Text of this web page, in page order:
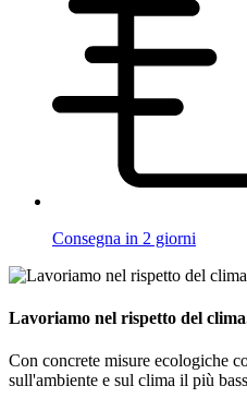
Consegna in 2 giorni
Lavoriamo nel rispetto del
Con concrete misure ecologiche
sull'ambiente e sul clima il più